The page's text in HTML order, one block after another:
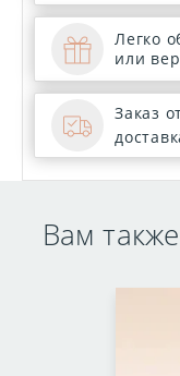
Легко
или
Заказ
Вам